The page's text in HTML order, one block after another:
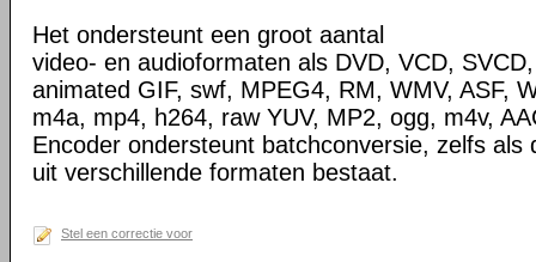
Het ondersteunt een groot aantal
video- en audioformaten als DVD, VCD,
animated GIF, swf, MPEG4, RM, WMV, ASF,
m4a, mp4, h264, raw YUV, MP2, ogg, m4v,
Encoder ondersteunt batchconversie, zelfs als
uit verschillende formaten bestaat.
Stel een correctie voor